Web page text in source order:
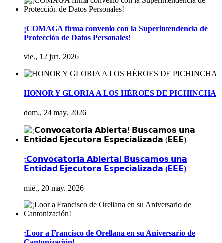
¡COMAGA firma convenio con la Superintendencia de
Protección de Datos Personales!
vie., 12 jun. 2026
HONOR Y GLORIA A LOS HÉROES DE PICHINCHA
dom., 24 may. 2026
¡𝗖𝗼𝗻𝘃𝗼𝗰𝗮𝘁𝗼𝗿𝗶𝗮 𝗔𝗯𝗶𝗲𝗿𝘁𝗮! 𝗕𝘂𝘀𝗰𝗮𝗺𝗼𝘀 𝘂𝗻𝗮
𝗘𝗻𝘁𝗶𝗱𝗮𝗱 𝗘𝗷𝗲𝗰𝘂𝘁𝗼𝗿𝗮 𝗘𝘀𝗽𝗲𝗰𝗶𝗮𝗹𝗶𝘇𝗮𝗱𝗮 (𝗘𝗘𝗘)
mié., 20 may. 2026
¡Loor a Francisco de Orellana en su Aniversario de